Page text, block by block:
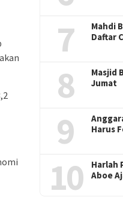
7
Mahdi
Daftar
8
Masjid
Jumat
9
Harus
10
Harlah
Aboe